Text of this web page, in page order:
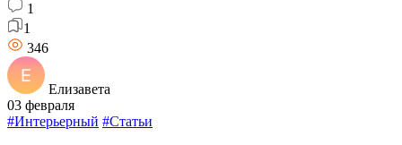
1
1
346
Елизавета
03 февраля
#Интерьерный #Статьи